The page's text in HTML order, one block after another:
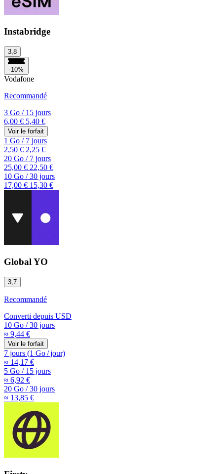
Instabridge
3,8
-10%
Vodafone
Recommandé
3 Go /15 jours
6,00 € 5,40 €
Voir le forfait
1 Go /7 jours
2,50 € 2,25 €
20 Go /7 jours
25,00 € 22,50 €
10 Go /30 jours
17,00 € 15,30 €
Global YO
3,7
Recommandé
Converti depuis USD
10 Go /30 jours
≈ 9,44 €
Voir le forfait
7 jours (1 Go/jour)
≈ 14,17 €
5 Go /15 jours
≈ 6,92 €
20 Go /30 jours
≈ 13,85 €